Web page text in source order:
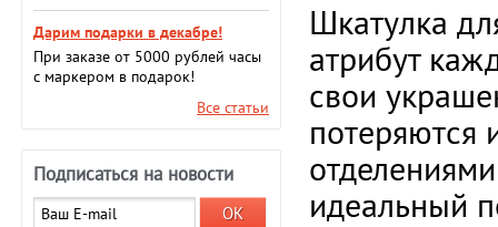
Шкатулка
атрибут
свои
потеряются
идеальный
Дарим подарки в декабре!
При заказе от 5000 рублей часы
с маркером в подарок!
Все статьи
Подписаться на новости